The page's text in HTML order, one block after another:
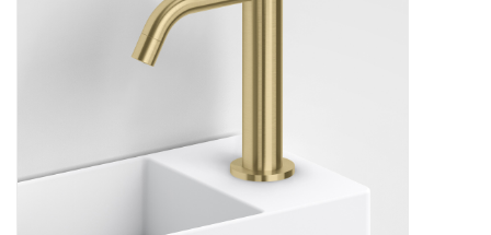
Robinets & vidanges